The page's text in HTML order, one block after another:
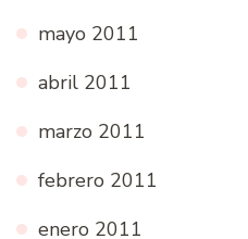
mayo 2011
abril 2011
marzo 2011
febrero 2011
enero 2011